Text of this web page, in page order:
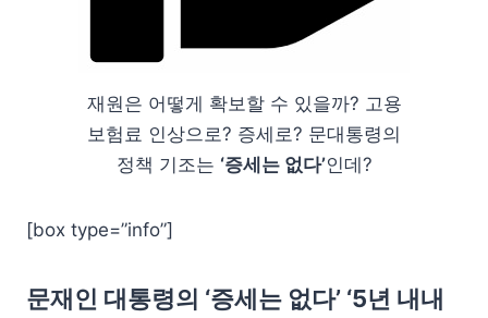
재원은 어떻게 확보할 수 있을까? 고용
보험료 인상으로? 증세로? 문대통령의
정책 기조는 ‘증세는 없다’인데?
[box type=”info”]
문재인 대통령의 ‘증세는 없다’ ‘5년 내내